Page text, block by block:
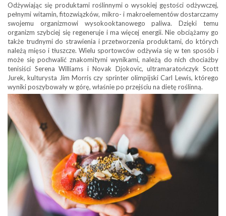
Odżywiając się produktami roślinnymi o wysokiej gęstości odżywczej,
pełnymi witamin, fitozwiązków, mikro- i makroelementów dostarczamy
swojemu organizmowi wysokooktanowego paliwa. Dzięki temu
organizm szybciej się regeneruje i ma więcej energii. Nie obciążamy go
także trudnymi do strawienia i przetworzenia produktami, do których
należą mięso i tłuszcze. Wielu sportowców odżywia się w ten sposób i
może się pochwalić znakomitymi wynikami, należą do nich chociażby
tenisiści Serena Williams i Novak Djokovic, ultramaratończyk Scott
Jurek, kulturysta Jim Morris czy sprinter olimpijski Carl Lewis, którego
wyniki poszybowały w górę, właśnie po przejściu na dietę roślinną.